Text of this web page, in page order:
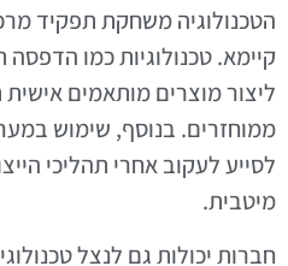
הטכנולוגיה משחקת תפקיד
קיימא. טכנולוגיות כמו
ליצור מוצרים מותאמים
ממוחזרים. בנוסף, שימוש
לסייע לעקוב אחרי תהליכי
מיטבית.
חברות יכולות גם לנצל